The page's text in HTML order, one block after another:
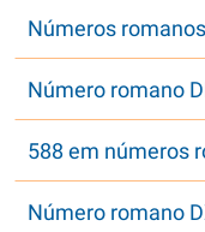
Números romanos
Número romano
588 em números
Número romano